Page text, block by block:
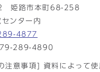
姫路市本町68-258
ンター内
4877
289-4890
注意事項] 資料によって